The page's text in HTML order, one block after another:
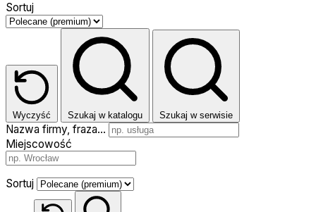
Sortuj
Wyczyść Szukaj w katalogu Szukaj w serwisie
Nazwa firmy, fraza…
Miejscowość
Sortuj